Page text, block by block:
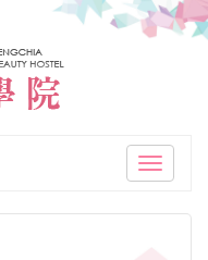
Toggle